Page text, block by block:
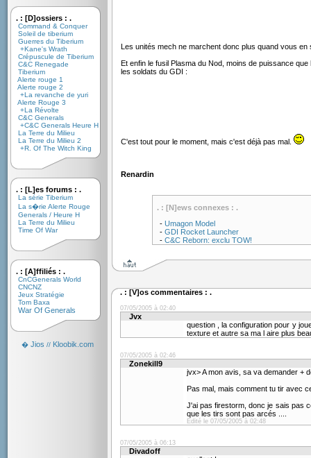
. : [D]ossiers : .
Command & Conquer
Soleil de tiberium
Guerres du Tiberium
+Kane's Wrath
Crépuscule de Tiberium
C&C Renegade
Tiberium
Alerte rouge 1
Alerte rouge 2
+La revanche de yuri
Alerte Rouge 3
+La Révolte
C&C Generals
+C&C Generals Heure H
La Terre du Milieu
La Terre du Milieu 2
+R. Of The Witch King
. : [L]es forums : .
La série Tiberium
La s�rie Alerte Rouge
Generals / Heure H
La Terre du Milieu
Time Of War
. : [A]ffiliés : .
CnCGenerals World
CNCNZ
Jeux Stratégie
Tom Baxa
War Of Generals
� Jios // Kloobik.com
Les unités mech ne marchent donc plus quand vous en
Et enfin le fusil Plasma du Nod, moins de puissance
les soldats du GDI :
C'est tout pour le moment, mais c'est déjà pas mal.
Renardin
. : [N]ews connexes : .
- Umagon Model
- GDI Rocket Launcher
- C&C Reborn: exclu TOW!
. : [V]os commentaires : .
07/05/2005 à 02:40
Jvx
question , la configuration pour y
texture et autre sa ma l aire plus
07/05/2005 à 02:46
Zonekill9
jvx> A mon avis, sa va demander +
Pas mal, mais comment tu tir avec
J'ai pas firestorm, donc je sais pas
que les tirs sont pas arcés ....
Edité le 07/05/2005 à 02:48
07/05/2005 à 06:13
Divadoff